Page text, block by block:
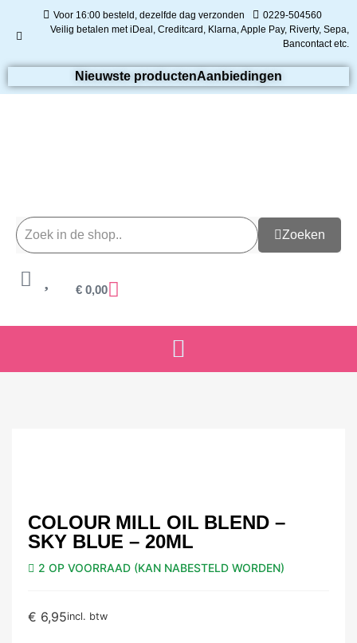
Voor 16:00 besteld, dezelfde dag verzonden
0229-504560
Veilig betalen met iDeal, Creditcard, Klarna, Apple Pay, Riverty, Sepa,
Bancontact etc.
Nieuwste productenAanbiedingen
Zoeken
€ 0,00
COLOUR MILL OIL BLEND –
SKY BLUE – 20ML
2 OP VOORRAAD (KAN NABESTELD WORDEN)
€ 6,95incl. btw